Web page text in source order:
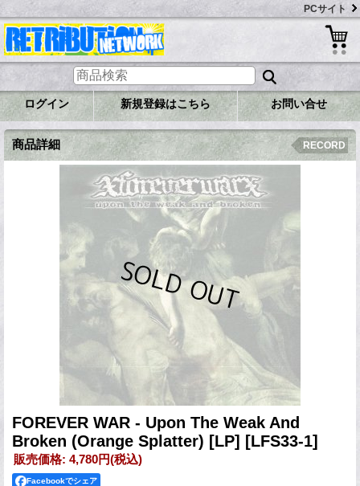
PCサイト
ログイン 新規登録はこちら お問い合せ
商品詳細 RECORD
FOREVER WAR - Upon The Weak And
Broken (Orange Splatter) [LP] [LFS33-1]
販売価格: 4,780円(税込)
Facebookでシェア